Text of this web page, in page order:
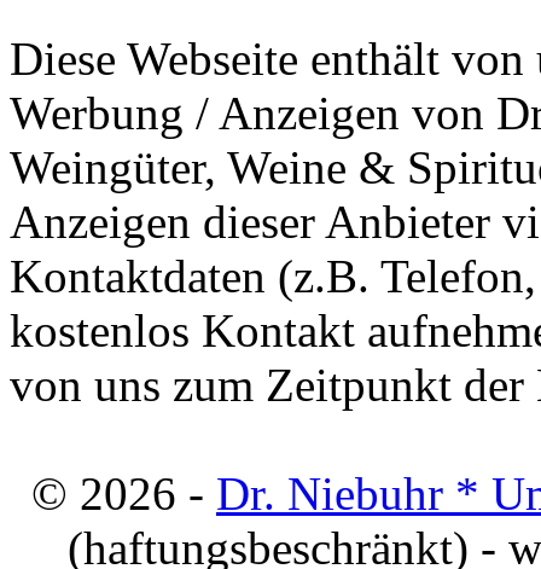
Diese Webseite enthält
Werbung / Anzeigen von
Weingüter, Weine &
Anzeigen dieser Anbieter
Kontaktdaten (z.B.
kostenlos Kontakt
von uns zum Zeitpunkt
© 2026 - Dr. Niebuhr *
(haftungsbeschränkt) -